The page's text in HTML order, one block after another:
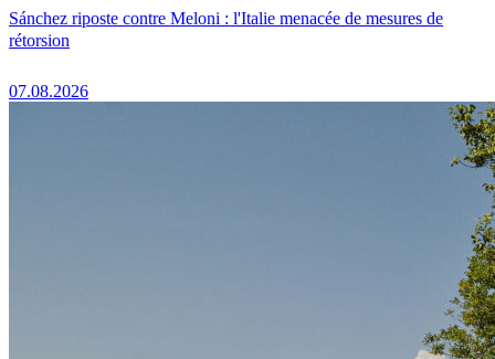
Sánchez riposte contre Meloni : l'Italie menacée de mesures de
rétorsion
07.08.2026